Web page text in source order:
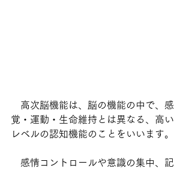
高次脳機能は、脳の機能の中で、感
覚・運動・生命維持とは異なる、高い
レベルの認知機能のことをいいます。
感情コントロールや意識の集中、記